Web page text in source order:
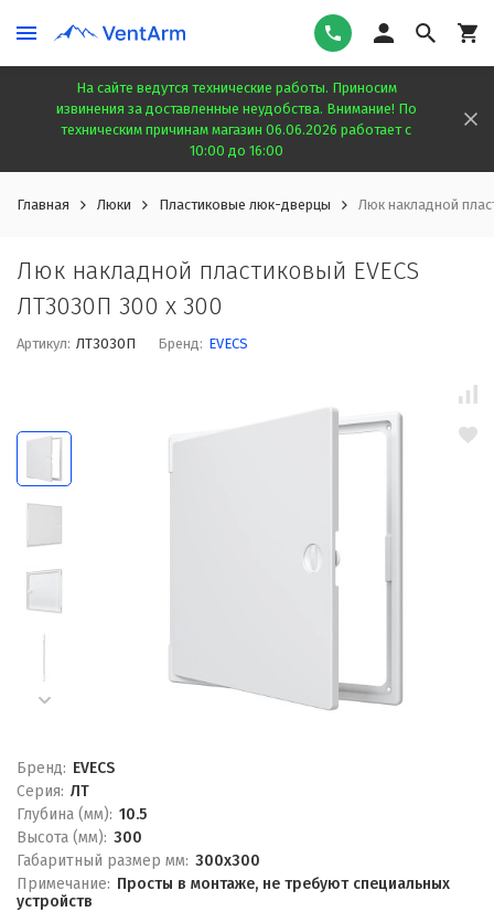
На сайте ведутся технические работы. Приносим
извинения за доставленные неудобства. Внимание! По
техническим причинам магазин 06.06.2026 работает с
10:00 до 16:00
Главная Люки Пластиковые люк-дверцы Люк накладной
Люк накладной пластиковый EVECS
ЛТ3030П 300 х 300
Артикул: ЛТ3030П Бренд: EVECS
Бренд: EVECS
Серия: ЛТ
Глубина (мм): 10.5
Высота (мм): 300
Габаритный размер мм: 300x300
Примечание: Просты в монтаже, не требуют специальных
устройств